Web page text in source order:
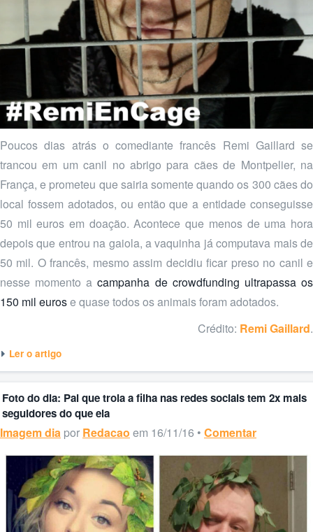
Poucos dias atrás o comediante francês Remi Gaillard se
trancou em um canil no abrigo para cães de Montpelier, na
França, e prometeu que sairia somente quando os 300 cães do
local fossem adotados, ou então que a entidade conseguisse
50 mil euros em doação. Acontece que menos de uma hora
depois que entrou na gaiola, a vaquinha já computava mais de
50 mil. O francês, mesmo assim decidiu ficar preso no canil e
nesse momento acampanha de crowdfunding ultrapassa os
150 mil eurose quase todos os animais foram adotados.
Crédito: Remi Gaillard.
Ler o artigo
Foto do dia: Pai que trola a filha nas redes sociais tem 2x mais
seguidores do que ela
Imagem dia por Redacao em 16/11/16 • Comentar